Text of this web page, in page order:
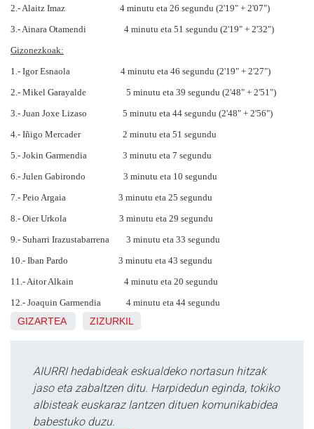
2.- Alaitz Imaz 4 minutu eta 26 segundu (2'19" + 2'07")
3.- Ainara Otamendi 4 minutu eta 51 segundu (2'19" + 2'32")
Gizonezkoak:
1.- Igor Esnaola 4 minutu eta 46 segundu (2'19" + 2'27")
2.- Mikel Garayalde 5 minutu eta 39 segundu (2'48" + 2'51")
3.- Juan Joxe Lizaso 5 minutu eta 44 segundu (2'48" + 2'56")
4.- Iñigo Mercader 2 minutu eta 51 segundu
5.- Jokin Garmendia 3 minutu eta 7 segundu
6.- Julen Gabirondo 3 minutu eta 10 segundu
7.- Peio Argaia 3 minutu eta 25 segundu
8.- Oier Urkola 3 minutu eta 29 segundu
9.- Suharri Irazustabarrena 3 minutu eta 33 segundu
10.- Iban Pardo 3 minutu eta 43 segundu
11.- Aitor Alkain 4 minutu eta 20 segundu
12.- Joaquin Garmendia 4 minutu eta 44 segundu
GIZARTEA ZIZURKIL
AIURRI hedabideak eskualdeko nortasun hitzak
jaso eta zabaltzen ditu. Harpidedun eginda, tokiko
albisteak euskaraz lantzen dituen komunikabidea
babestuko duzu.